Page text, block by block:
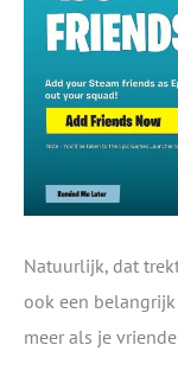
Natuurlijk, dat
ook een belangrijk
meer als je